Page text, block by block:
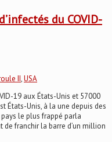
du COVID-
II,USA
19 aux États-Unis et 57000
États-Unis, à la une depuis des
le plus frappé parla
de franchir la barre d’un million